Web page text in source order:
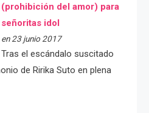
(prohibición del amor) para
señoritas idol
en 23 junio 2017
Tras el escándalo suscitado
de Ririka Suto en plena